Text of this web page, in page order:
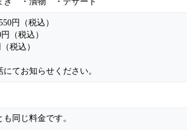
円（税込）
（税込）
税込）
てお知らせください。
同じ料金です。